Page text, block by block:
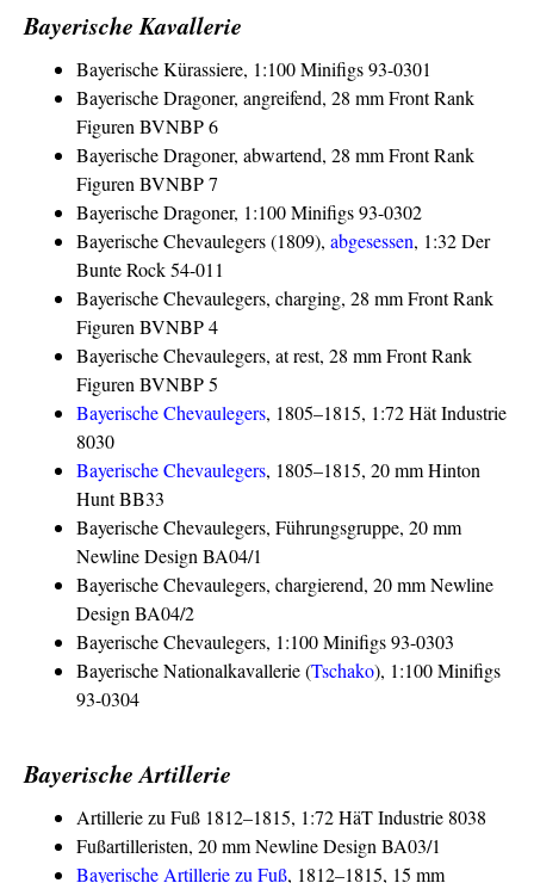
Bayerische Kavallerie
Bayerische Kürassiere, 1:100 Minifigs 93-0301
Bayerische Dragoner, angreifend, 28 mm Front Rank
Figuren BVNBP 6
Bayerische Dragoner, abwartend, 28 mm Front Rank
Figuren BVNBP 7
Bayerische Dragoner, 1:100 Minifigs 93-0302
Bayerische Chevaulegers (1809), abgesessen, 1:32 Der
Bunte Rock 54-011
Bayerische Chevaulegers, charging, 28 mm Front Rank
Figuren BVNBP 4
Bayerische Chevaulegers, at rest, 28 mm Front Rank
Figuren BVNBP 5
Bayerische Chevaulegers, 1805–1815, 1:72 Hät Industrie
8030
Bayerische Chevaulegers, 1805–1815, 20 mm Hinton
Hunt BB33
Bayerische Chevaulegers, Führungsgruppe, 20 mm
Newline Design BA04/1
Bayerische Chevaulegers, chargierend, 20 mm Newline
Design BA04/2
Bayerische Chevaulegers, 1:100 Minifigs 93-0303
Bayerische Nationalkavallerie (Tschako), 1:100 Minifigs
93-0304
Bayerische Artillerie
Artillerie zu Fuß 1812–1815, 1:72 HäT Industrie 8038
Fußartilleristen, 20 mm Newline Design BA03/1
Bayerische Artillerie zu Fuß, 1812–1815, 15 mm